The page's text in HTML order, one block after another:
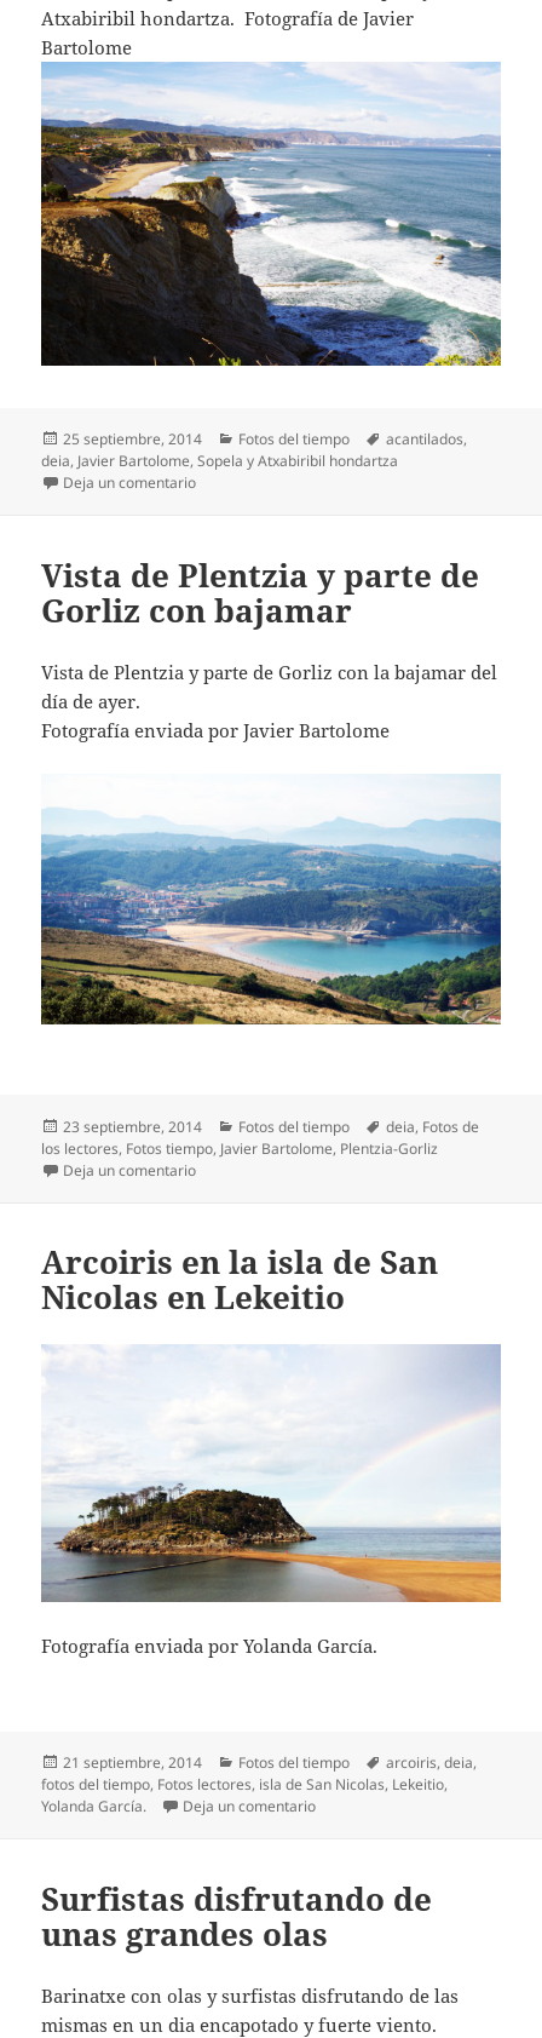
Atxabiribil hondartza. Fotografía de Javier
Bartolome
Publicado
el
25 septiembre, 2014 Categorías
Fotos del tiempo Etiquetas
acantilados,
deia, Javier Bartolome,Sopela y Atxabiribil hondartza
Deja un comentarioen Paseo matinal por los acantilados
Vista de Plentzia y parte de
Gorliz con bajamar
Vista de Plentzia y parte de Gorliz con la bajamar del
día de ayer.
Fotografía enviada por Javier Bartolome
Publicado
el
23 septiembre, 2014 Categorías
Fotos del tiempo Etiquetas
deia, Fotos de
los lectores, Fotos tiempo, Javier Bartolome, Plentzia-Gorliz
Deja un comentarioen Vista de Plentzia y parte de Gorliz con bajamar
Arcoiris en la isla de San
Nicolas en Lekeitio
Fotografía enviada por Yolanda García.
Publicado
el
21 septiembre, 2014 Categorías
Fotos del tiempo Etiquetas
arcoiris,deia,
fotos del tiempo, Fotos lectores, isla de San Nicolas, Lekeitio,
Yolanda García.
Deja un comentarioen Arcoiris en la isla de San
Surfistas disfrutando de
unas grandes olas
Barinatxe con olas y surfistas disfrutando de las
mismas en un dia encapotado y fuerte viento.